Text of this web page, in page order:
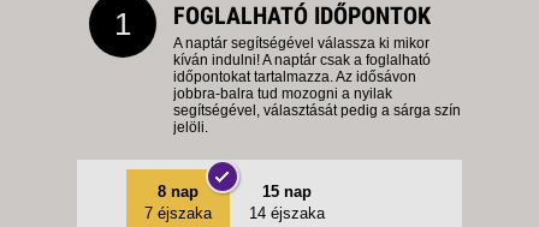
1 FOGLALHATÓ IDŐPONTOK
A naptár segítségével válassza ki mikor
kíván indulni! A naptár csak a foglalható
időpontokat tartalmazza. Az idősávon
jobbra-balra tud mozogni a nyilak
segítségével, választását pedig a sárga szín
jelöli.
8 nap
7 éjszaka
15 nap
14 éjszaka